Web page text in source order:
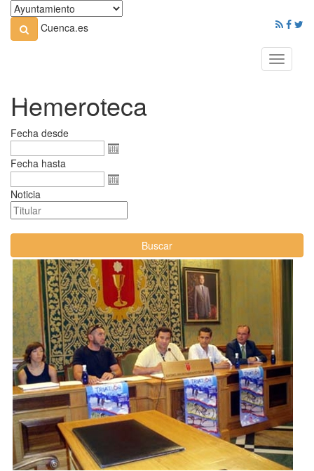
Cuenca.es
Toggle
Hemeroteca
Fecha desde
Fecha hasta
Noticia
Buscar